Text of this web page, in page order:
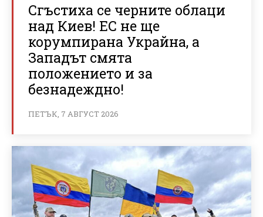
Сгъстиха се черните облаци
над Киев! ЕС не ще
корумпирана Украйна, а
Западът смята
положението и за
безнадеждно!
ПЕТЪК, 7 АВГУСТ 2026